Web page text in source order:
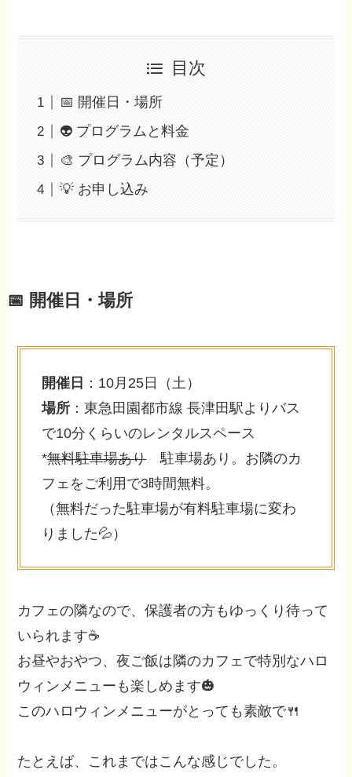
目次
📅 開催日・場所
👽 プログラムと料金
🎨 プログラム内容（予定）
💡 お申し込み
📅 開催日・場所
開催日 ：10月25日（土）
場所 ：東急田園都市線 長津田駅よりバス
で10分くらいのレンタルスペース
*無料駐車場あり駐車場あり。お隣のカ
フェをご利用で3時間無料。
（無料だった駐車場が有料駐車場に変わ
りました💦）
カフェの隣なので、保護者の方もゆっくり待って
いられます☕
お昼やおやつ、夜ご飯は隣のカフェで特別なハロ
ウィンメニューも楽しめます🎃
このハロウィンメニューがとっても素敵で🍴
たとえば、これまではこんな感じでした。